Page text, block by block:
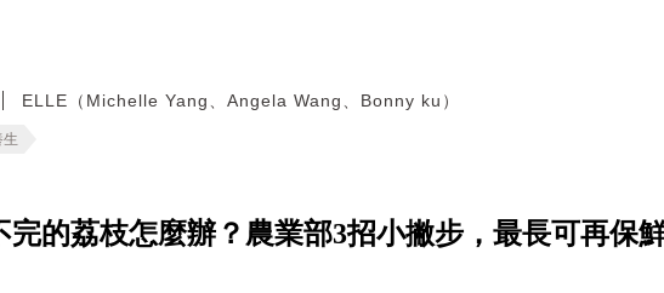
ELLE（Michelle Yang、Angela Wang、Bonny ku）
生
完的荔枝怎麼辦？農業部3招小撇步，最長可再保